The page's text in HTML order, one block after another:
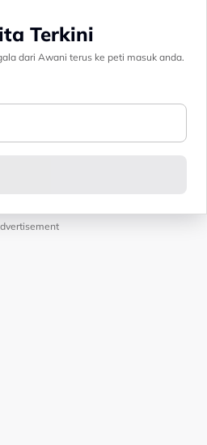
Terkini
dari Awani terus ke peti masuk anda.